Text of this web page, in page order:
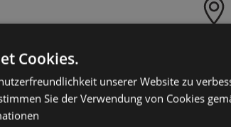
Cookies.
unserer Website zu
Sie der Verwendung von Cookies